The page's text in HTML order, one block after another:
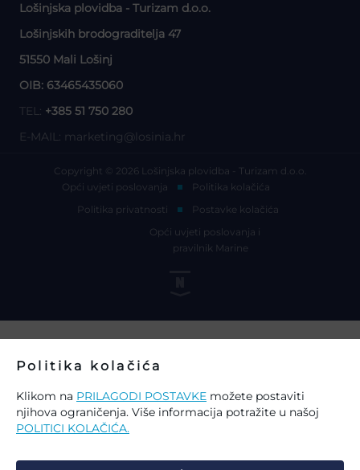
Lošinjska plovidba - Turizam d.o.o.
Lošinjskih brodograditelja 47
51550 Mali Lošinj
OIB: 63465435060
TEL: +385 51 750 280
E-MAIL: marketing@losinia.hr
Copyright © 2026 Lošinjska plovidba - Turizam d.o.o.
Opći uvjeti poslovanja
Politika kolačića
Politika privatnosti
Postavke kolačića
Opći uvjeti poslovanja i
pravilnik Marine
Politika kolačića
Klikom na PRILAGODI POSTAVKE možete postaviti
njihova ograničenja. Više informacija potražite u našoj
POLITICI KOLAČIĆA.